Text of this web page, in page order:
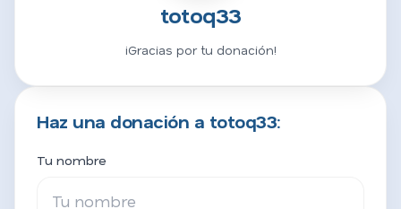
totoq33
¡Gracias por tu donación!
Haz una donación a totoq33:
Tu nombre